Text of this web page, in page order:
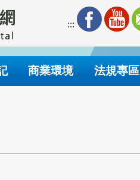
:::
商業環境 法規專區